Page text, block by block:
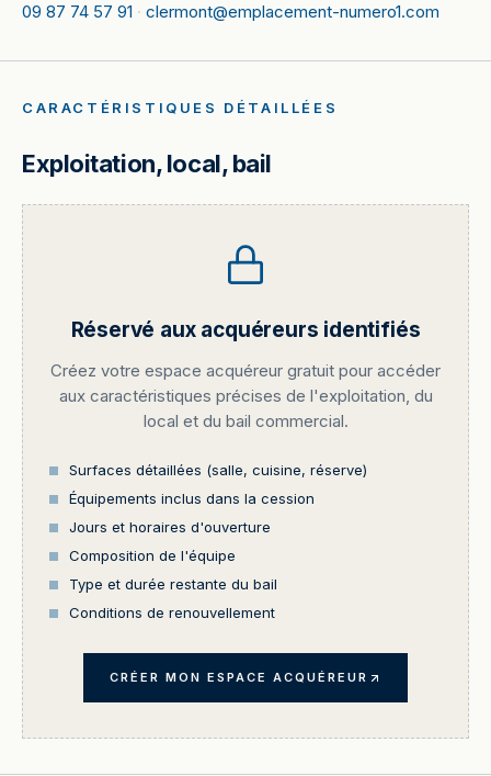
09 87 74 57 91 · clermont@emplacement-numero1.com
CARACTÉRISTIQUES DÉTAILLÉES
Exploitation, local, bail
Réservé aux acquéreurs identifiés
Créez votre espace acquéreur gratuit pour accéder
aux caractéristiques précises de l'exploitation, du
local et du bail commercial.
Surfaces détaillées (salle, cuisine, réserve)
Équipements inclus dans la cession
Jours et horaires d'ouverture
Composition de l'équipe
Type et durée restante du bail
Conditions de renouvellement
CRÉER MON ESPACE ACQUÉREUR